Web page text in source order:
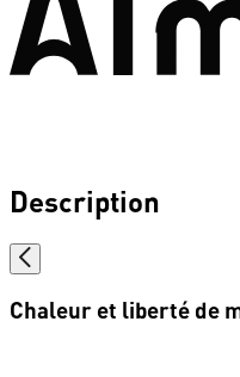
Description
Chaleur et liberté de